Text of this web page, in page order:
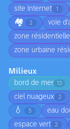
site internet 1
🏘️ 2 voie
zone résidentielle
zone urbaine
Milieux
bord de mer 13
ciel nuageux 2
💧 5 eau
espace vert 2